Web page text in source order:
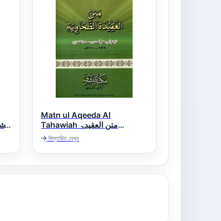
Matn ul Aqeeda Al
Tahawiah متن العقیدۃ
الطحاویہ
বিস্তারিত দেখুন